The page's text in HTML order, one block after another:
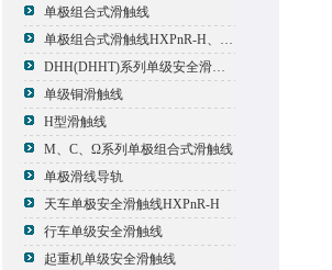
单极组合式滑触线
单极组合式滑触线HXPnR-H、HXPnR-H8 、HXPnR-HT
DHH(DHHT)系列单级安全滑触线
单级铜滑触线
H型滑触线
M、C、Ω系列单极组合式滑触线
单极滑线导轨
天车单极安全滑触线HXPnR-H
行车单级安全滑触线
起重机单级安全滑触线